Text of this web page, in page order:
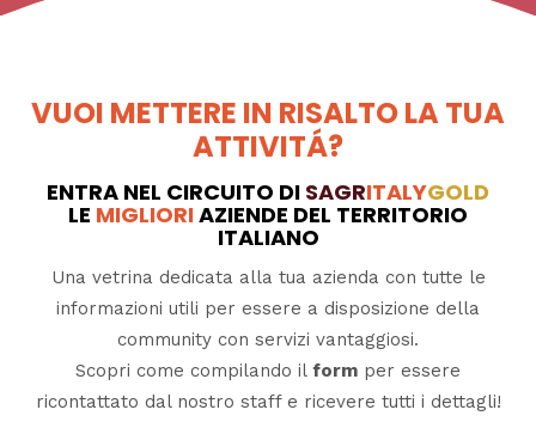
VUOI METTERE IN RISALTO LA TUA
ATTIVITÁ?
ENTRA NEL CIRCUITO DI SAGRITALYGOLD
LE MIGLIORIAZIENDE DEL TERRITORIO
ITALIANO
Una vetrina dedicata alla tua azienda con tutte le
informazioni utili per essere a disposizione della
community con servizi vantaggiosi.
Scopri come compilando il form per essere
ricontattato dal nostro staff e ricevere tutti i dettagli!